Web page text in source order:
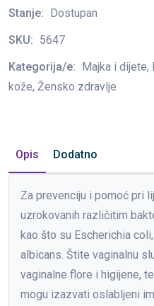
Stanje: Dostupan
SKU: 5647
Kategorija/e: Majka i dijete,
kože, Žensko zdravlje
Opis Dodatno
Za prevenciju i pomoć pri
uzrokovanih različitim
kao što su Escherichia
albicans. Štite vaginalnu
vaginalne flore i higijene,
mogu izazvati oslabljeni